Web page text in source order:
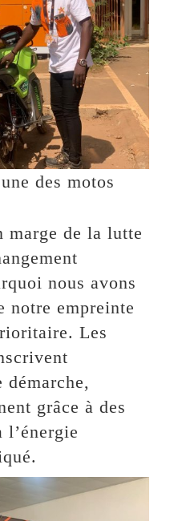
des motos
marge de la lutte
nous avons
notre empreinte
Les
démarche,
grâce à des
l’énergie